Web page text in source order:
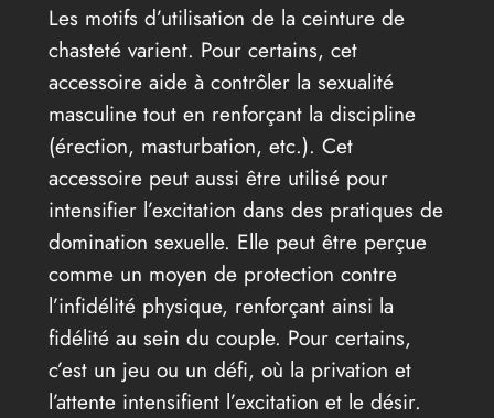
Les motifs d’utilisation de la ceinture de
chasteté varient. Pour certains, cet
accessoire aide à contrôler la sexualité
masculine tout en renforçant la discipline
(érection, masturbation, etc.). Cet
accessoire peut aussi être utilisé pour
intensifier l’excitation dans des pratiques de
domination sexuelle. Elle peut être perçue
comme un moyen de protection contre
l’infidélité physique, renforçant ainsi la
fidélité au sein du couple. Pour certains,
c’est un jeu ou un défi, où la privation et
l’attente intensifient l’excitation et le désir.